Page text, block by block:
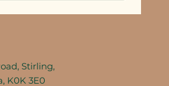
Stirling,
K0K 3E0